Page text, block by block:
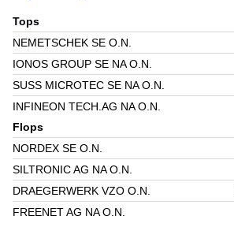
Tops
NEMETSCHEK SE O.N.
IONOS GROUP SE NA O.N.
SUSS MICROTEC SE NA O.N.
INFINEON TECH.AG NA O.N.
Flops
NORDEX SE O.N.
SILTRONIC AG NA O.N.
DRAEGERWERK VZO O.N.
FREENET AG NA O.N.